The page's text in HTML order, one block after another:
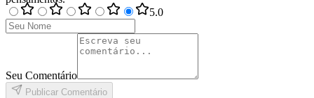
5.0
Seu Comentário
Publicar Comentário